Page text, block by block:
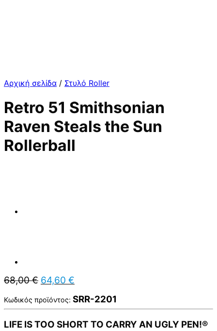
Αρχική σελίδα / Στυλό Roller
Retro 51 Smithsonian
Raven Steals the Sun
Rollerball
68,00€ Original
price
was:
68,00 €.
64,60 €
τιμή
είναι:
Κωδικός προϊόντος: SRR-2201
LIFE IS TOO SHORT TO CARRY AN UGLY PEN!®